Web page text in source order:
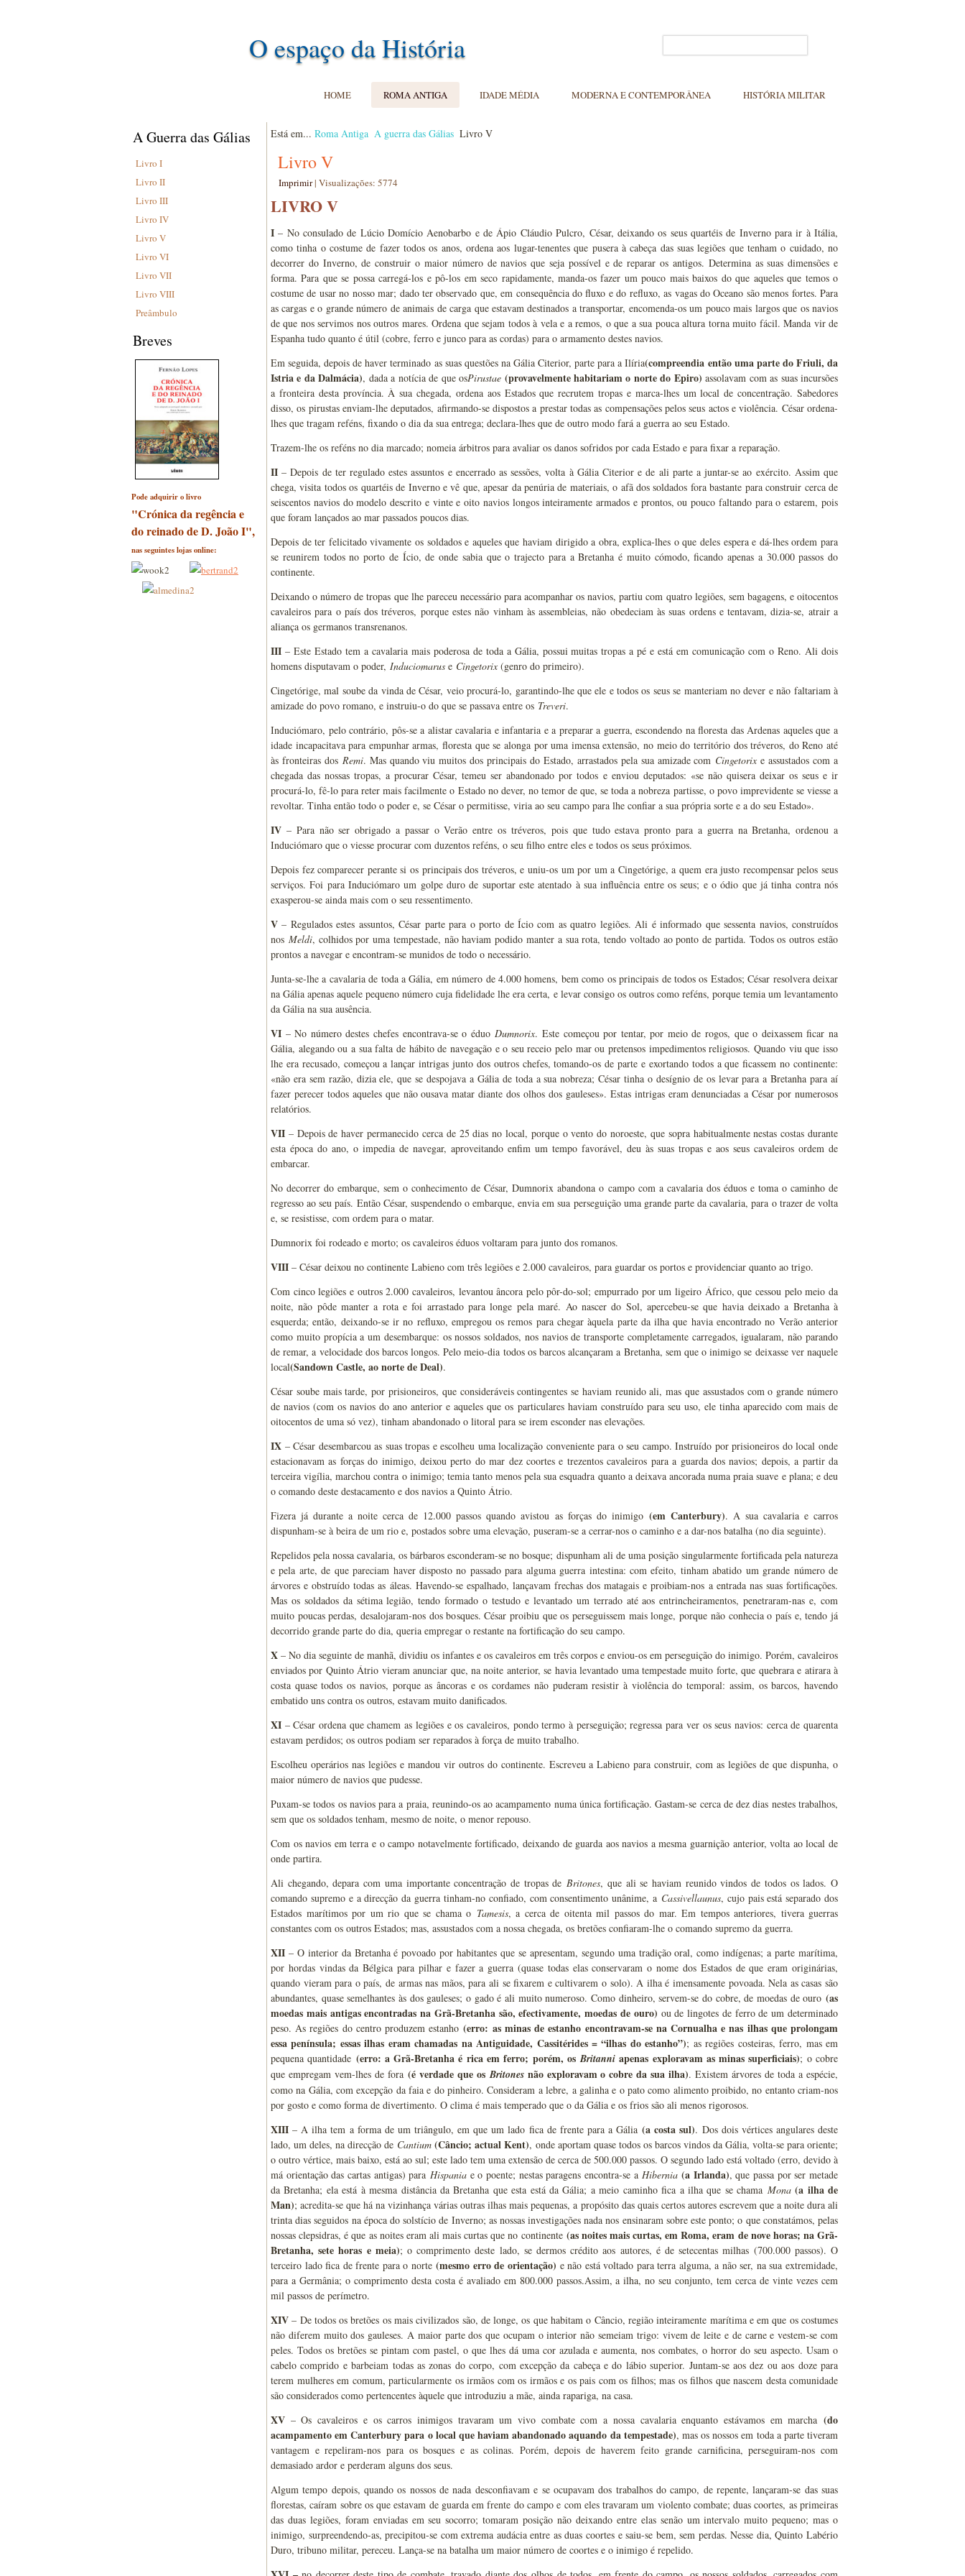
O espaço da História
HOME ROMA ANTIGA IDADE MÉDIA MODERNA E CONTEMPORÂNEA HISTÓRIA MILITAR
A Guerra das Gálias
Livro I
Livro II
Livro III
Livro IV
Livro V
Livro VI
Livro VII
Livro VIII
Preâmbulo
Breves
Pode adquirir o livro
"Crónica da regência e
do reinado de D. João I",
nas seguintes lojas online:
Está em... Roma Antiga A guerra das Gálias Livro V
Livro V
Imprimir| Visualizações: 5774
LIVRO V
I – No consulado de Lúcio Domício Aenobarbo e de Ápio Cláudio Pulcro, César, deixando os seus quartéis de Inverno para ir à Itália,
como tinha o costume de fazer todos os anos, ordena aos lugar-tenentes que pusera à cabeça das suas legiões que tenham o cuidado, no
decorrer do Inverno, de construir o maior número de navios que seja possível e de reparar os antigos. Determina as suas dimensões e
forma. Para que se possa carregá-los e pô-los em seco rapidamente, manda-os fazer um pouco mais baixos do que aqueles que temos o
costume de usar no nosso mar; dado ter observado que, em consequência do fluxo e do refluxo, as vagas do Oceano são menos fortes. Para
as cargas e o grande número de animais de carga que estavam destinados a transportar, encomenda-os um pouco mais largos que os navios
de que nos servimos nos outros mares. Ordena que sejam todos à vela e a remos, o que a sua pouca altura torna muito fácil. Manda vir de
Espanha tudo quanto é útil (cobre, ferro e junco para as cordas) para o armamento destes navios.
Em seguida, depois de haver terminado as suas questões na Gália Citerior, parte para a Ilíria(compreendia então uma parte do Friuli, da
Istria e da Dalmácia), dada a notícia de que osPirustae (provavelmente habitariam o norte do Epiro) assolavam com as suas incursões
a fronteira desta província. À sua chegada, ordena aos Estados que recrutem tropas e marca-lhes um local de concentração. Sabedores
disso, os pirustas enviam-lhe deputados, afirmando-se dispostos a prestar todas as compensações pelos seus actos e violência. César ordena-
lhes que tragam reféns, fixando o dia da sua entrega; declara-lhes que de outro modo fará a guerra ao seu Estado.
Trazem-lhe os reféns no dia marcado; nomeia árbitros para avaliar os danos sofridos por cada Estado e para fixar a reparação.
II– Depois de ter regulado estes assuntos e encerrado as sessões, volta à Gália Citerior e de ali parte a juntar-se ao exército. Assim que
chega, visita todos os quartéis de Inverno e vê que, apesar da penúria de materiais, o afã dos soldados fora bastante para construir cerca de
seiscentos navios do modelo descrito e vinte e oito navios longos inteiramente armados e prontos, ou pouco faltando para o estarem, pois
que foram lançados ao mar passados poucos dias.
Depois de ter felicitado vivamente os soldados e aqueles que haviam dirigido a obra, explica-lhes o que deles espera e dá-lhes ordem para
se reunirem todos no porto de Ício, de onde sabia que o trajecto para a Bretanha é muito cómodo, ficando apenas a 30.000 passos do
continente.
Deixando o número de tropas que lhe pareceu necessário para acompanhar os navios, partiu com quatro legiões, sem bagagens, e oitocentos
cavaleiros para o país dos tréveros, porque estes não vinham às assembleias, não obedeciam às suas ordens e tentavam, dizia-se, atrair a
aliança os germanos transrenanos.
III – Este Estado tem a cavalaria mais poderosa de toda a Gália, possui muitas tropas a pé e está em comunicação com o Reno. Ali dois
homens disputavam o poder, Induciomarus e Cingetorix (genro do primeiro).
Cingetórige, mal soube da vinda de César, veio procurá-lo, garantindo-lhe que ele e todos os seus se manteriam no dever e não faltariam à
amizade do povo romano, e instruiu-o do que se passava entre os Treveri.
Induciómaro, pelo contrário, pôs-se a alistar cavalaria e infantaria e a preparar a guerra, escondendo na floresta das Ardenas aqueles que a
idade incapacitava para empunhar armas, floresta que se alonga por uma imensa extensão, no meio do território dos tréveros, do Reno até
às fronteiras dos Remi. Mas quando viu muitos dos principais do Estado, arrastados pela sua amizade com Cingetorix e assustados com a
chegada das nossas tropas, a procurar César, temeu ser abandonado por todos e enviou deputados: «se não quisera deixar os seus e ir
procurá-lo, fê-lo para reter mais facilmente o Estado no dever, no temor de que, se toda a nobreza partisse, o povo imprevidente se viesse a
revoltar. Tinha então todo o poder e, se César o permitisse, viria ao seu campo para lhe confiar a sua própria sorte e a do seu Estado».
IV – Para não ser obrigado a passar o Verão entre os tréveros, pois que tudo estava pronto para a guerra na Bretanha, ordenou a
Induciómaro que o viesse procurar com duzentos reféns, o seu filho entre eles e todos os seus próximos.
Depois fez comparecer perante si os principais dos tréveros, e uniu-os um por um a Cingetórige, a quem era justo recompensar pelos seus
serviços. Foi para Induciómaro um golpe duro de suportar este atentado à sua influência entre os seus; e o ódio que já tinha contra nós
exasperou-se ainda mais com o seu ressentimento.
V – Regulados estes assuntos, César parte para o porto de Ício com as quatro legiões. Ali é informado que sessenta navios, construídos
nos Meldi, colhidos por uma tempestade, não haviam podido manter a sua rota, tendo voltado ao ponto de partida. Todos os outros estão
prontos a navegar e encontram-se munidos de todo o necessário.
Junta-se-lhe a cavalaria de toda a Gália, em número de 4.000 homens, bem como os principais de todos os Estados; César resolvera deixar
na Gália apenas aquele pequeno número cuja fidelidade lhe era certa, e levar consigo os outros como reféns, porque temia um levantamento
da Gália na sua ausência.
VI – No número destes chefes encontrava-se o éduoDumnorix. Este começou por tentar, por meio de rogos, que o deixassem ficar na
Gália, alegando ou a sua falta de hábito de navegação e o seu receio pelo mar ou pretensos impedimentos religiosos. Quando viu que isso
lhe era recusado, começou a lançar intrigas junto dos outros chefes, tomando-os de parte e exortando todos a que ficassem no continente:
«não era sem razão, dizia ele, que se despojava a Gália de toda a sua nobreza; César tinha o desígnio de os levar para a Bretanha para aí
fazer perecer todos aqueles que não ousava matar diante dos olhos dos gauleses». Estas intrigas eram denunciadas a César por numerosos
relatórios.
VII – Depois de haver permanecido cerca de 25 dias no local, porque o vento do noroeste, que sopra habitualmente nestas costas durante
esta época do ano, o impedia de navegar, aproveitando enfim um tempo favorável, deu às suas tropas e aos seus cavaleiros ordem de
embarcar.
No decorrer do embarque, sem o conhecimento de César, Dumnorix abandona o campo com a cavalaria dos éduos e toma o caminho de
regresso ao seu país. Então César, suspendendo o embarque, envia em sua perseguição uma grande parte da cavalaria, para o trazer de volta
e, se resistisse, com ordem para o matar.
Dumnorix foi rodeado e morto; os cavaleiros éduos voltaram para junto dos romanos.
VIII – César deixou no continente Labieno com três legiões e 2.000 cavaleiros, para guardar os portos e providenciar quanto ao trigo.
Com cinco legiões e outros 2.000 cavaleiros, levantou âncora pelo pôr-do-sol; empurrado por um ligeiro Áfrico, que cessou pelo meio da
noite, não pôde manter a rota e foi arrastado para longe pela maré. Ao nascer do Sol, apercebeu-se que havia deixado a Bretanha à
esquerda; então, deixando-se ir no refluxo, empregou os remos para chegar àquela parte da ilha que havia encontrado no Verão anterior
como muito propícia a um desembarque: os nossos soldados, nos navios de transporte completamente carregados, igualaram, não parando
de remar, a velocidade dos barcos longos. Pelo meio-dia todos os barcos alcançaram a Bretanha, sem que o inimigo se deixasse ver naquele
local(Sandown Castle, ao norte de Deal).
César soube mais tarde, por prisioneiros, que consideráveis contingentes se haviam reunido ali, mas que assustados com o grande número
de navios (com os navios do ano anterior e aqueles que os particulares haviam construído para seu uso, ele tinha aparecido com mais de
oitocentos de uma só vez), tinham abandonado o litoral para se irem esconder nas elevações.
IX – César desembarcou as suas tropas e escolheu uma localização conveniente para o seu campo. Instruído por prisioneiros do local onde
estacionavam as forças do inimigo, deixou perto do mar dez coortes e trezentos cavaleiros para a guarda dos navios; depois, a partir da
terceira vigília, marchou contra o inimigo; temia tanto menos pela sua esquadra quanto a deixava ancorada numa praia suave e plana; e deu
o comando deste destacamento e dos navios a Quinto Átrio.
Fizera já durante a noite cerca de 12.000 passos quando avistou as forças do inimigo (em Canterbury). A sua cavalaria e carros
dispunham-se à beira de um rio e, postados sobre uma elevação, puseram-se a cerrar-nos o caminho e a dar-nos batalha (no dia seguinte).
Repelidos pela nossa cavalaria, os bárbaros esconderam-se no bosque; dispunham ali de uma posição singularmente fortificada pela natureza
e pela arte, de que pareciam haver disposto no passado para alguma guerra intestina: com efeito, tinham abatido um grande número de
árvores e obstruído todas as áleas. Havendo-se espalhado, lançavam frechas dos matagais e proibiam-nos a entrada nas suas fortificações.
Mas os soldados da sétima legião, tendo formado o testudo e levantado um terrado até aos entrincheiramentos, penetraram-nas e, com
muito poucas perdas, desalojaram-nos dos bosques. César proibiu que os perseguissem mais longe, porque não conhecia o país e, tendo já
decorrido grande parte do dia, queria empregar o restante na fortificação do seu campo.
X – No dia seguinte de manhã, dividiu os infantes e os cavaleiros em três corpos e enviou-os em perseguição do inimigo. Porém, cavaleiros
enviados por Quinto Átrio vieram anunciar que, na noite anterior, se havia levantado uma tempestade muito forte, que quebrara e atirara à
costa quase todos os navios, porque as âncoras e os cordames não puderam resistir à violência do temporal: assim, os barcos, havendo
embatido uns contra os outros, estavam muito danificados.
XI – César ordena que chamem as legiões e os cavaleiros, pondo termo à perseguição; regressa para ver os seus navios: cerca de quarenta
estavam perdidos; os outros podiam ser reparados à força de muito trabalho.
Escolheu operários nas legiões e mandou vir outros do continente. Escreveu a Labieno para construir, com as legiões de que dispunha, o
maior número de navios que pudesse.
Puxam-se todos os navios para a praia, reunindo-os ao acampamento numa única fortificação. Gastam-se cerca de dez dias nestes trabalhos,
sem que os soldados tenham, mesmo de noite, o menor repouso.
Com os navios em terra e o campo notavelmente fortificado, deixando de guarda aos navios a mesma guarnição anterior, volta ao local de
onde partira.
Ali chegando, depara com uma importante concentração de tropas deBritones, que ali se haviam reunido vindos de todos os lados. O
comando supremo e a direcção da guerra tinham-no confiado, com consentimento unânime, a Cassivellaunus, cujo pais está separado dos
Estados marítimos por um rio que se chama o Tamesis, a cerca de oitenta mil passos do mar. Em tempos anteriores, tivera guerras
constantes com os outros Estados; mas, assustados com a nossa chegada, os bretões confiaram-lhe o comando supremo da guerra.
XII – O interior da Bretanha é povoado por habitantes que se apresentam, segundo uma tradição oral, como indígenas; a parte marítima,
por hordas vindas da Bélgica para pilhar e fazer a guerra (quase todas elas conservaram o nome dos Estados de que eram originárias,
quando vieram para o país, de armas nas mãos, para ali se fixarem e cultivarem o solo). A ilha é imensamente povoada. Nela as casas são
abundantes, quase semelhantes às dos gauleses; o gado é ali muito numeroso. Como dinheiro, servem-se do cobre, de moedas de ouro (as
moedas mais antigas encontradas na Grã-Bretanha são, efectivamente, moedas de ouro) ou de lingotes de ferro de um determinado
peso. As regiões do centro produzem estanho(erro: as minas de estanho encontravam-se na Cornualha e nas ilhas que prolongam
essa península; essas ilhas eram chamadas na Antiguidade, Cassitérides = “ilhas do estanho”); as regiões costeiras, ferro, mas em
pequena quantidade (erro: a Grã-Bretanha é rica em ferro; porém, osBritanni apenas exploravam as minas superficiais); o cobre
que empregam vem-lhes de fora (é verdade que osBritones não exploravam o cobre da sua ilha). Existem árvores de toda a espécie,
como na Gália, com excepção da faia e do pinheiro. Consideram a lebre, a galinha e o pato como alimento proibido, no entanto criam-nos
por gosto e como forma de divertimento. O clima é mais temperado que o da Gália e os frios são ali menos rigorosos.
XIII – A ilha tem a forma de um triângulo, em que um lado fica de frente para a Gália(a costa sul). Dos dois vértices angulares deste
lado, um deles, na direcção de Cantium (Câncio; actual Kent), onde aportam quase todos os barcos vindos da Gália, volta-se para oriente;
o outro vértice, mais baixo, está ao sul; este lado tem uma extensão de cerca de 500.000 passos. O segundo lado está voltado (erro, devido à
má orientação das cartas antigas) para Hispania e o poente; nestas paragens encontra-se aHibernia (a Irlanda), que passa por ser metade
da Bretanha; ela está à mesma distância da Bretanha que esta está da Gália; a meio caminho fica a ilha que se chama Mona (a ilha de
Man); acredita-se que há na vizinhança várias outras ilhas mais pequenas, a propósito das quais certos autores escrevem que a noite dura ali
trinta dias seguidos na época do solstício de Inverno; as nossas investigações nada nos ensinaram sobre este ponto; o que constatámos, pelas
nossas clepsidras, é que as noites eram ali mais curtas que no continente (as noites mais curtas, em Roma, eram de nove horas; na Grã-
Bretanha, sete horas e meia); o comprimento deste lado, se dermos crédito aos autores, é de setecentas milhas (700.000 passos). O
terceiro lado fica de frente para o norte(mesmo erro de orientação) e não está voltado para terra alguma, a não ser, na sua extremidade,
para a Germânia; o comprimento desta costa é avaliado em 800.000 passos.Assim, a ilha, no seu conjunto, tem cerca de vinte vezes cem
mil passos de perímetro.
XIV – De todos os bretões os mais civilizados são, de longe, os que habitam o Câncio, região inteiramente marítima e em que os costumes
não diferem muito dos gauleses. A maior parte dos que ocupam o interior não semeiam trigo: vivem de leite e de carne e vestem-se com
peles. Todos os bretões se pintam com pastel, o que lhes dá uma cor azulada e aumenta, nos combates, o horror do seu aspecto. Usam o
cabelo comprido e barbeiam todas as zonas do corpo, com excepção da cabeça e do lábio superior. Juntam-se aos dez ou aos doze para
terem mulheres em comum, particularmente os irmãos com os irmãos e os pais com os filhos; mas os filhos que nascem desta comunidade
são considerados como pertencentes àquele que introduziu a mãe, ainda rapariga, na casa.
XV – Os cavaleiros e os carros inimigos travaram um vivo combate com a nossa cavalaria enquanto estávamos em marcha (do
acampamento em Canterbury para o local que haviam abandonado aquando da tempestade), mas os nossos em toda a parte tiveram
vantagem e repeliram-nos para os bosques e as colinas. Porém, depois de haverem feito grande carnificina, perseguiram-nos com
demasiado ardor e perderam alguns dos seus.
Algum tempo depois, quando os nossos de nada desconfiavam e se ocupavam dos trabalhos do campo, de repente, lançaram-se das suas
florestas, caíram sobre os que estavam de guarda em frente do campo e com eles travaram um violento combate; duas coortes, as primeiras
das duas legiões, foram enviadas em seu socorro; tomaram posição não deixando entre elas senão um intervalo muito pequeno; mas o
inimigo, surpreendendo-as, precipitou-se com extrema audácia entre as duas coortes e saiu-se bem, sem perdas. Nesse dia, Quinto Labério
Duro, tribuno militar, pereceu. Lança-se na batalha um maior número de coortes e o inimigo é repelido.